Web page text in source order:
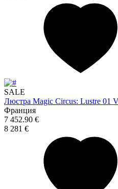
SALE
Люстра Magic Circus: Lustre 01
Франция
7 452.90 €
8 281 €